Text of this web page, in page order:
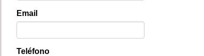
Email
Teléfono